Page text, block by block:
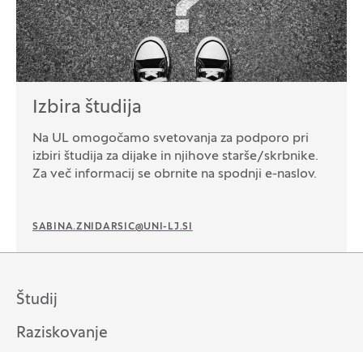
Izbira študija
Na UL omogočamo svetovanja za podporo pri
izbiri študija za dijake in njihove starše/skrbnike.
Za več informacij se obrnite na spodnji e-naslov.
SABINA.ZNIDARSIC@UNI-LJ.SI
Študij
Raziskovanje